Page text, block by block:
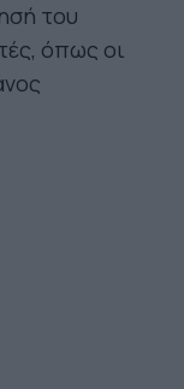
του
όπως οι